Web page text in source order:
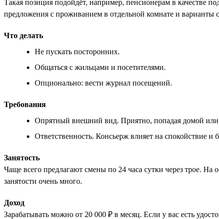
Такая позиция подойдёт, например, пенсионерам в качестве
предложения с проживанием в отдельной комнате и варианты
Что делать
Не пускать посторонних.
Общаться с жильцами и посетителями.
Опционально: вести журнал посещений.
Требования
Опрятный внешний вид. Приятно, попадая домой или
Ответственность. Консьерж влияет на спокойствие и
Занятость
Чаще всего предлагают смены по 24 часа сутки через трое.
занятости очень много.
Доход
Зарабатывать можно от 20 000 ₽ в месяц. Если у вас есть